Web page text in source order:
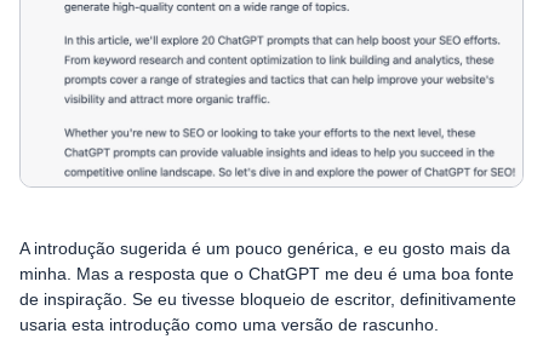
A introdução sugerida é um pouco genérica, e eu gosto mais da
minha. Mas a resposta que o ChatGPT me deu é uma boa fonte
de inspiração. Se eu tivesse bloqueio de escritor, definitivamente
usaria esta introdução como uma versão de rascunho.